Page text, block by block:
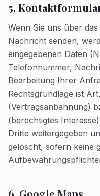
5.
Wenn Sie uns über
Nachricht senden,
eingegebenen Daten
Telefonnummer,
Bearbeitung Ihrer
Rechtsgrundlage ist
(Vertragsanbahnung)
(berechtigtes
Dritte weitergegeben
gelöscht, sofern keine